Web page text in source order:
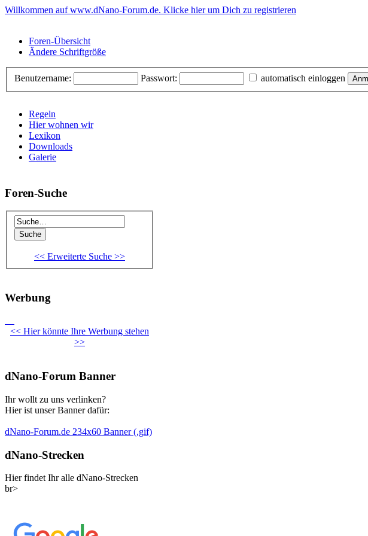
Willkommen auf www.dNano-Forum.de. Klicke hier um Dich zu registrieren
Foren-Übersicht
Ändere Schriftgröße
Benutzername: Passwort: automatisch einloggen
Regeln
Hier wohnen wir
Lexikon
Downloads
Galerie
Foren-Suche
<< Erweiterte Suche >>
Werbung
<< Hier könnte Ihre Werbung stehen
>>
dNano-Forum Banner
Ihr wollt zu uns verlinken?
Hier ist unser Banner dafür:
dNano-Forum.de 234x60 Banner (.gif)
dNano-Strecken
Hier findet Ihr alle dNano-Strecken
br>